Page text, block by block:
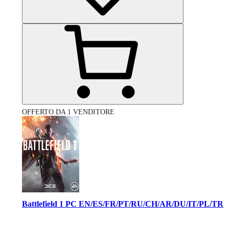
OFFERTO DA 1 VENDITORE
Battlefield 1 PC EN/ES/FR/PT/RU/CH/AR/DU/IT/PL/TR